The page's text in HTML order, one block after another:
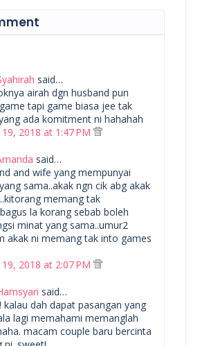
said…
airah dgn husband pun
tapi game biasa jee tak
ada komitment ni hahahah
2018 at 1:47 PM
said…
and wife yang mempunyai
sama..akak ngn cik abg akak
memang tak
la korang sebab boleh
minat yang sama..umur2
akak ni memang tak into games
2018 at 2:07 PM
said…
kalau dah dapat pasangan yang
lagi memahami memanglah
macam couple baru bercinta